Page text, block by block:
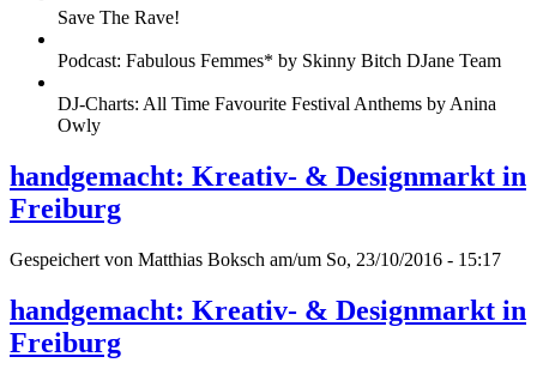
Save The Rave!
Podcast: Fabulous Femmes* by Skinny Bitch DJane Team
DJ-Charts: All Time Favourite Festival Anthems by Anina
Owly
handgemacht: Kreativ- & Designmarkt in
Freiburg
Gespeichert von Matthias Boksch am/um So, 23/10/2016 - 15:17
handgemacht: Kreativ- & Designmarkt in
Freiburg